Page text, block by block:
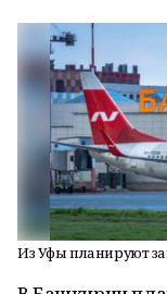
Из Уфы планируют